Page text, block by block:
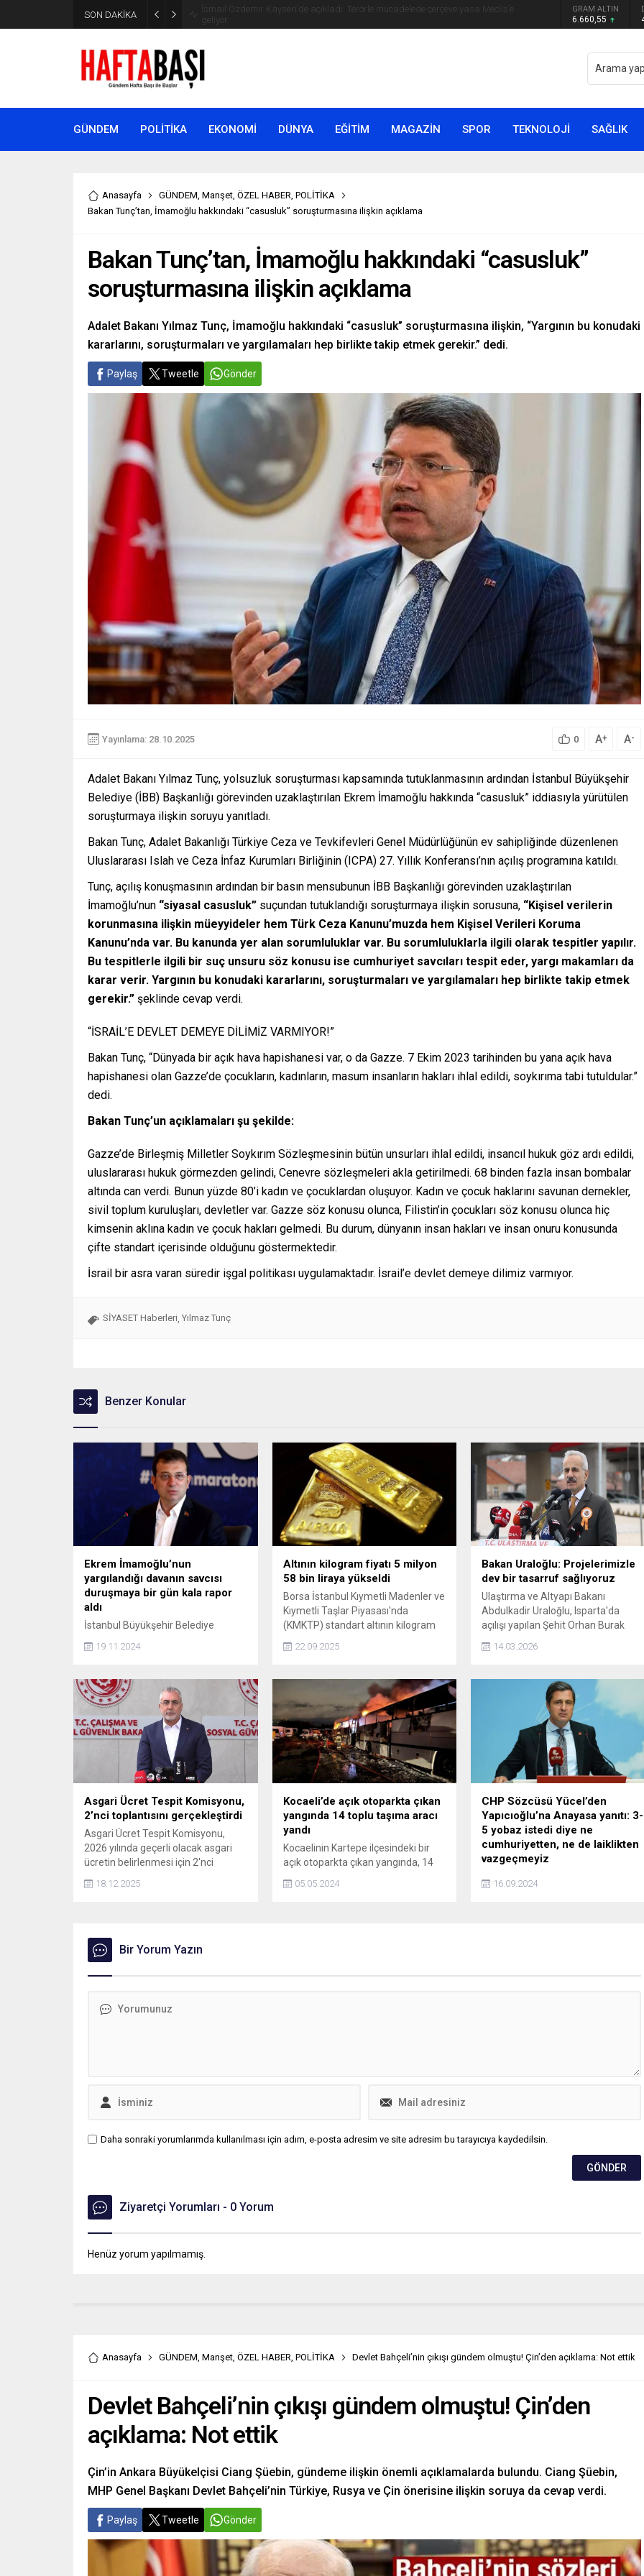
SON DAKİKA Süleyman Soylu ‘çok korktum’ deyip ilk kez açıkladı: En büyük tehdit dışarısıdır! GRAM ALTIN
6.660,55
GÜNDEM POLİTİKA EKONOMİ DÜNYA EĞİTİM MAGAZİN SPOR TEKNOLOJİ SAĞLIK
Anasayfa GÜNDEM, Manşet, ÖZEL HABER, POLİTİKA
Bakan Tunç’tan, İmamoğlu hakkındaki “casusluk” soruşturmasına ilişkin açıklama
Bakan Tunç’tan, İmamoğlu hakkındaki “casusluk”
soruşturmasına ilişkin açıklama
Adalet Bakanı Yılmaz Tunç, İmamoğlu hakkındaki “casusluk” soruşturmasına ilişkin, “Yargının bu konudaki
kararlarını, soruşturmaları ve yargılamaları hep birlikte takip etmek gerekir.” dedi.
Paylaş Tweetle Gönder
Yayınlama: 28.10.2025 0 A+ A-
Adalet Bakanı Yılmaz Tunç, yolsuzluk soruşturması kapsamında tutuklanmasının ardından İstanbul Büyükşehir
Belediye (İBB) Başkanlığı görevinden uzaklaştırılan Ekrem İmamoğlu hakkında “casusluk” iddiasıyla yürütülen
soruşturmaya ilişkin soruyu yanıtladı.
Bakan Tunç, Adalet Bakanlığı Türkiye Ceza ve Tevkifevleri Genel Müdürlüğünün ev sahipliğinde düzenlenen
Uluslararası Islah ve Ceza İnfaz Kurumları Birliğinin (ICPA) 27. Yıllık Konferansı’nın açılış programına katıldı.
Tunç, açılış konuşmasının ardından bir basın mensubunun İBB Başkanlığı görevinden uzaklaştırılan
İmamoğlu’nun “siyasal casusluk” suçundan tutuklandığı soruşturmaya ilişkin sorusuna, “Kişisel verilerin
korunmasına ilişkin müeyyideler hem Türk Ceza Kanunu’muzda hem Kişisel Verileri Koruma
Kanunu’nda var. Bu kanunda yer alan sorumluluklar var. Bu sorumluluklarla ilgili olarak tespitler yapılır.
Bu tespitlerle ilgili bir suç unsuru söz konusu ise cumhuriyet savcıları tespit eder, yargı makamları da
karar verir. Yargının bu konudaki kararlarını, soruşturmaları ve yargılamaları hep birlikte takip etmek
gerekir.” şeklinde cevap verdi.
“İSRAİL’E DEVLET DEMEYE DİLİMİZ VARMIYOR!”
Bakan Tunç, “Dünyada bir açık hava hapishanesi var, o da Gazze. 7 Ekim 2023 tarihinden bu yana açık hava
hapishanesi olan Gazze’de çocukların, kadınların, masum insanların hakları ihlal edildi, soykırıma tabi tutuldular.”
dedi.
Bakan Tunç’un açıklamaları şu şekilde:
Gazze’de Birleşmiş Milletler Soykırım Sözleşmesinin bütün unsurları ihlal edildi, insancıl hukuk göz ardı edildi,
uluslararası hukuk görmezden gelindi, Cenevre sözleşmeleri akla getirilmedi. 68 binden fazla insan bombalar
altında can verdi. Bunun yüzde 80’i kadın ve çocuklardan oluşuyor. Kadın ve çocuk haklarını savunan dernekler,
sivil toplum kuruluşları, devletler var. Gazze söz konusu olunca, Filistin’in çocukları söz konusu olunca hiç
kimsenin aklına kadın ve çocuk hakları gelmedi. Bu durum, dünyanın insan hakları ve insan onuru konusunda
çifte standart içerisinde olduğunu göstermektedir.
İsrail bir asra varan süredir işgal politikası uygulamaktadır. İsrail’e devlet demeye dilimiz varmıyor.
SİYASET Haberleri, Yılmaz Tunç
Benzer Konular
Ekrem İmamoğlu’nun
yargılandığı davanın savcısı
duruşmaya bir gün kala rapor
aldı
İstanbul Büyükşehir Belediye
Başkanı Ekrem İmamoğlu'nun,
Beylikdüzü Belediye Başkanı olduğu
suçlamasıyla yargılandığı davanın
savcısı yarınki duruşma öncesi
rapor alarak izne ayrıldı.
19.11.2024
Altının kilogram fiyatı 5 milyon
58 bin liraya yükseldi
Borsa İstanbul Kıymetli Madenler ve
Kıymetli Taşlar Piyasası'nda
(KMKTP) standart altının kilogram
fiyatı, haftanın ilk işlem gününün
sonunda 5 milyon 58 bin liraya
22.09.2025
Bakan Uraloğlu: Projelerimizle
dev bir tasarruf sağlıyoruz
Ulaştırma ve Altyapı Bakanı
Abdulkadir Uraloğlu, Isparta'da
açılışı yapılan Şehit Orhan Burak
Büyükçaylı Farklı Seviyeli Kavşağı ile
Dörtyol-Şarkikaraağaç Yolu
toplamda zamandan 128,2 milyon
lira, akaryakıttan 47,5 milyon lira
olmak üzere yıllık 175,7 milyon liralık
dev bir tasarruf sağlarken, karbon
emisyonlarını 2 bin 332 ton
azaltarak Isparta'nın...
14.03.2026
Asgari Ücret Tespit Komisyonu,
2’nci toplantısını gerçekleştirdi
Asgari Ücret Tespit Komisyonu,
2026 yılında geçerli olacak asgari
ücretin belirlenmesi için 2'nci
Güvenlik Bakanlığı'nda
Bakanı Vedat Işıkhan, 2026’da
geçerli olacak ücreti hem
enflasyona ezdirmeme ilkesine
işçilerimizin refahını ve satın...
18.12.2025
Kocaeli’de açık otoparkta çıkan
yangında 14 toplu taşıma aracı
yandı
Kocaelinin Kartepe ilçesindeki bir
açık otoparkta çıkan yangında, 14
geldi.
05.05.2024
CHP Sözcüsü Yücel’den
Yapıcıoğlu’na Anayasa yanıtı: 3-
5 yobaz istedi diye ne
cumhuriyetten, ne de laiklikten
vazgeçmeyiz
Yapıcıoğlu'nun, "Ahmağa anlatır gibi
Taliban kafalı, gerici, 3-5 yobaz
16.09.2024
Bir Yorum Yazın
Daha sonraki yorumlarımda kullanılması için adım, e-posta adresim ve site adresim bu tarayıcıya kaydedilsin.
Ziyaretçi Yorumları - 0 Yorum
Henüz yorum yapılmamış.
Anasayfa GÜNDEM Manşet ÖZEL HABER POLİTİKA Devlet Bahçeli’nin çıkışı gündem olmuştu! Çin’den açıklama: Not ettik
Devlet Bahçeli’nin çıkışı gündem olmuştu! Çin’den
açıklama: Not ettik
Çin’in Ankara Büyükelçisi Ciang Şüebin, gündeme ilişkin önemli açıklamalarda bulundu. Ciang Şüebin,
MHP Genel Başkanı Devlet Bahçeli’nin Türkiye, Rusya ve Çin önerisine ilişkin soruya da cevap verdi.
Paylaş Tweetle Gönder